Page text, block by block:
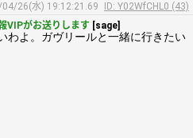
26(水) 19:12:21.69
ID: Y02WfCHL0 (43)
VIPがお送りします [sage]
わよ。ガヴリールと一緒に行きたい